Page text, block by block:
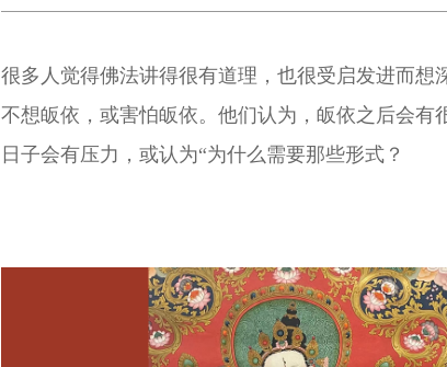
很多人觉得佛法讲得很有道理，也很受启发进而想
不想皈依，或害怕皈依。他们认为，皈依之后会有
日子会有压力，或认为“为什么需要那些形式？